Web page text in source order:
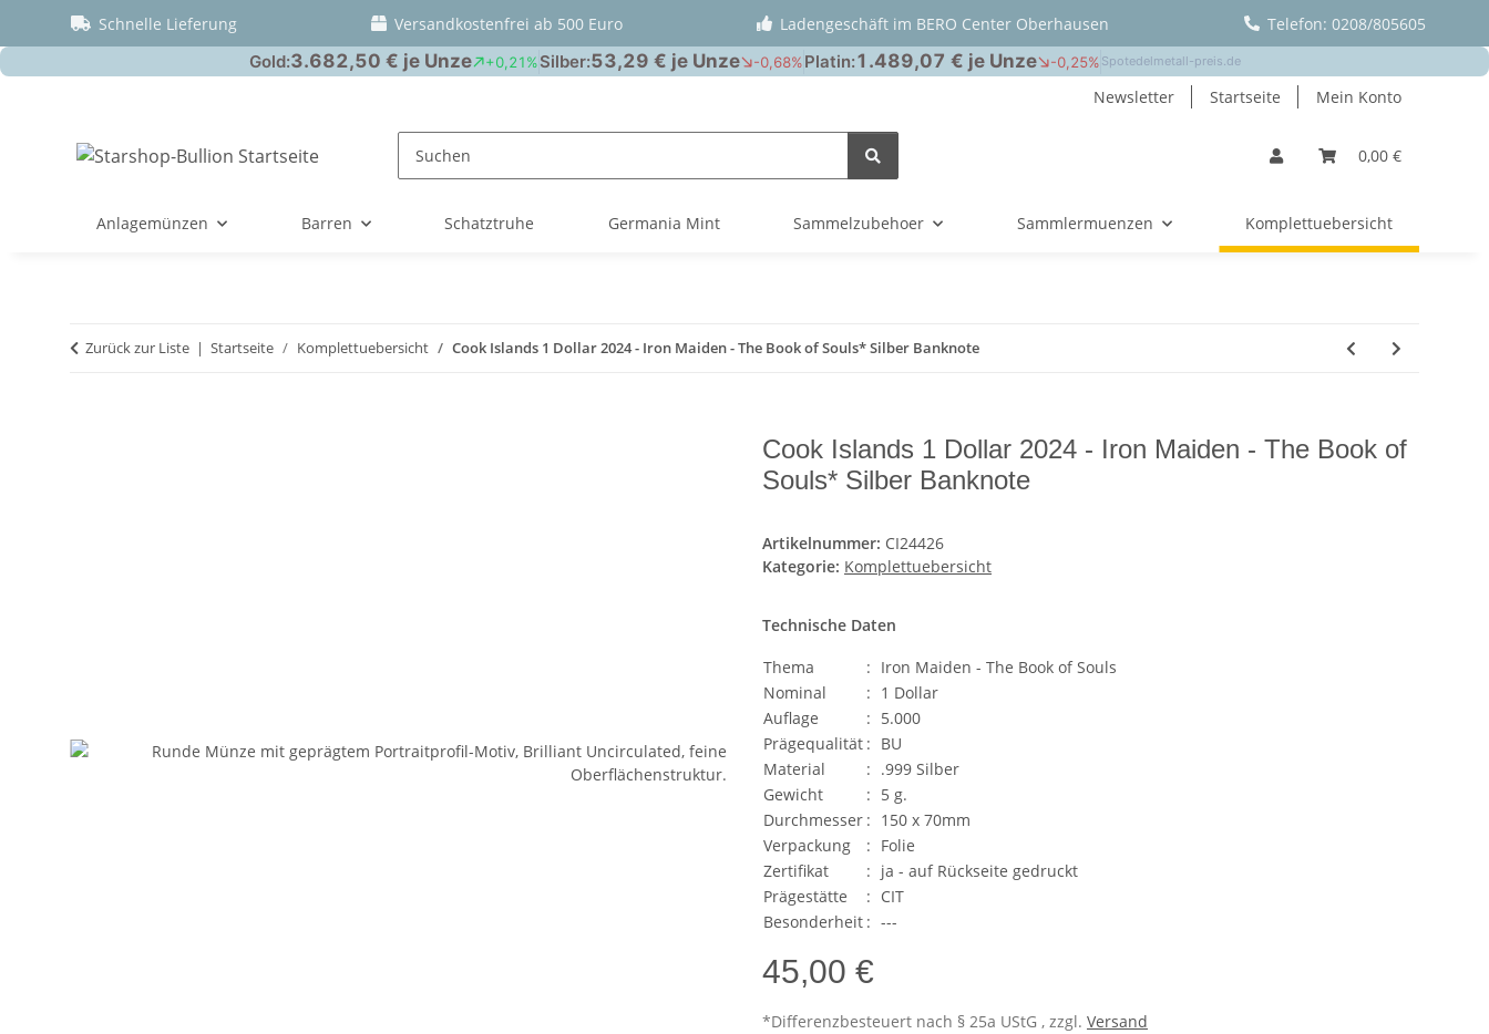
Schnelle Lieferung Versandkostenfrei ab 500 Euro Ladengeschäft im BERO Center Oberhausen Telefon: 0208/805605
Newsletter Startseite Mein Konto
0,00 €
Anlagemünzen Barren Schatztruhe Germania Mint Sammelzubehoer Sammlermuenzen Komplettuebersicht
Zurück zur Liste Startseite Komplettuebersicht Cook Islands 1 Dollar 2024 - Iron Maiden - The Book of Souls* Silber Banknote
Cook Islands 1 Dollar 2024 - Iron Maiden - The Book of
Souls* Silber Banknote
Artikelnummer: CI24426
Kategorie: Komplettuebersicht
Technische Daten
Thema
: Iron Maiden - The Book of Souls
Nominal
: 1 Dollar
Auflage
: 5.000
Prägequalität : BU
Material
: .999 Silber
Gewicht
: 5 g.
Durchmesser : 150 x 70mm
Verpackung
: Folie
Zertifikat
: ja - auf Rückseite gedruckt
Prägestätte
: CIT
Besonderheit : ---
45,00 €
*Differenzbesteuert nach § 25a UStG , zzgl. Versand